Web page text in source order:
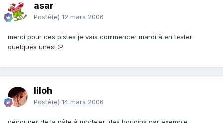
asar
Posté(e) 12 mars 2006
merci pour ces pistes je vais commencer mardi à en tester
quelques unes! :P
liloh
Posté(e) 14 mars 2006